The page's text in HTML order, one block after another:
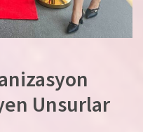
Unsurlar